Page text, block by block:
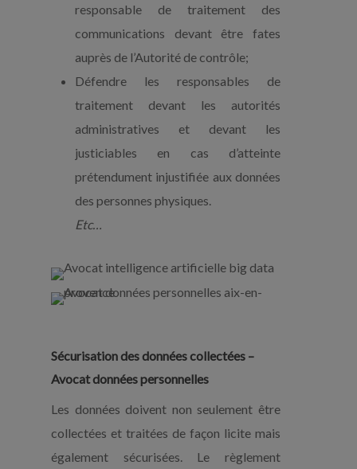
responsable de traitement des
communications devant être fates
auprès de l’Autorité de contrôle;
Défendre les responsables de
traitement devant les autorités
administratives et devant les
justiciables en cas d’atteinte
prétendument injustifiée aux données
des personnes physiques.
Etc…
Sécurisation des données collectées –
Avocat données personnelles
Les données doivent non seulement être
collectées et traitées de façon licite mais
également sécurisées. Le règlement